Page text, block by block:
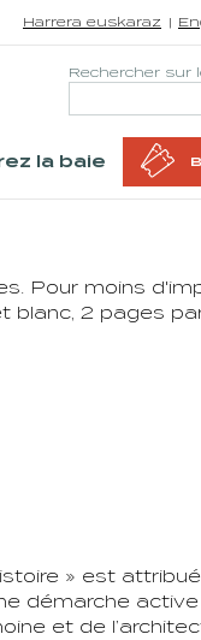
Harrera euskaraz
Rechercher sur
la baie
Pour moins
blanc, 2 pages
» est
démarche
et de